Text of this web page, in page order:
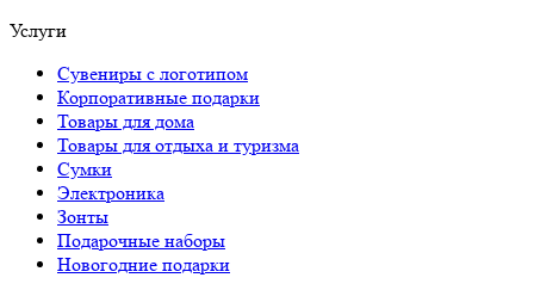
Услуги
Сувениры с логотипом
Корпоративные подарки
Товары для дома
Товары для отдыха и туризма
Сумки
Электроника
Зонты
Подарочные наборы
Новогодние подарки